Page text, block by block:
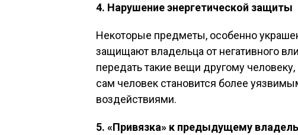
4. Нарушение энергетической защиты
Некоторые предметы, особенно
защищают владельца от негативного
передать такие вещи другому
сам человек становится более
воздействиями.
5. «Привязка» к предыдущему